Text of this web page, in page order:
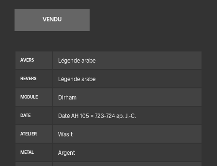
VENDU
AVERS Légende arabe
REVERS Légende arabe
MODULE Dirham
DATE Daté AH 105 = 723-724 ap. J.-C.
ATELIER Wasit
MÉTAL Argent